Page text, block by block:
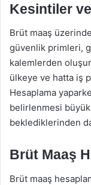
Kesintiler
Brüt maaş
güvenlik primleri,
kalemlerden
ülkeye ve hatta iş
Hesaplama
belirlenmesi büyük
beklediklerinden
Brüt Maaş
Brüt maaş